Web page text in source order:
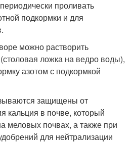
проливать
подкормки и для
можно растворить
ложка на ведро воды),
азотом с подкормкой
защищены от
кальция в почве, который
меловых почвах, а также при
для нейтрализации